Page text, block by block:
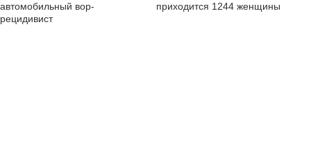
автомобильный вор-
рецидивист
приходится 1244 женщины